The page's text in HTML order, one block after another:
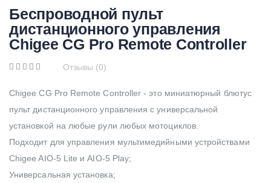
Беспроводной пульт
дистанционного управления
Chigee CG Pro Remote Controller
Отзывы (0)
Chigee CG Pro Remote Controller - это миниатюрный блютус
пульт дистанционного управления с универсальной
установкой на любые рули любых мотоциклов.
Подходит для управления мультимедийными устройствами
Chigee AIO-5 Lite и AIO-5 Play;
Универсальная установка;